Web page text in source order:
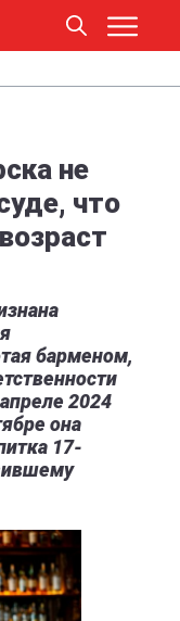
не
что
барменом,
2024
она
17-